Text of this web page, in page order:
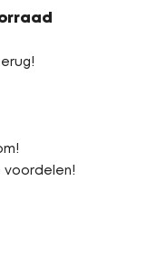
voordelen!